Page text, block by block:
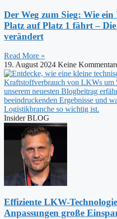
Der Weg zum Sieg: Wie
Platz auf Platz 1 fährt –
verändert
Read More »
19. August 2024 Keine
Insider BLOG
Effiziente LKW-
Anpassungen große